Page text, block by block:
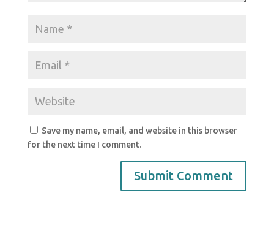
Save my name, email, and website in this browser
for the next time I comment.